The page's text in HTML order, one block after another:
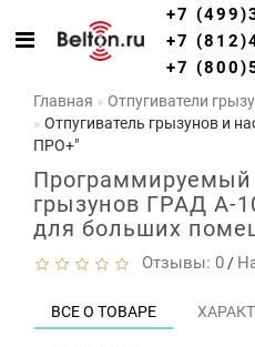
+7
+7
+7
Главная
Отпугиватели
Отпугиватель грызунов и
ПРО+"
Программируемый
грызунов ГРАД А-
для больших
Отзывы: 0 /
ВСЕ О ТОВАРЕ